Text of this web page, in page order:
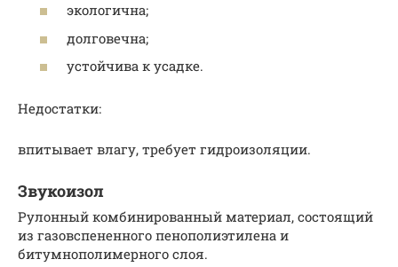
экологична;
долговечна;
устойчива к усадке.
Недостатки:
впитывает влагу, требует гидроизоляции.
Звукоизол
Рулонный комбинированный материал, состоящий
из газовспененного пенополиэтилена и
битумнополимерного слоя.